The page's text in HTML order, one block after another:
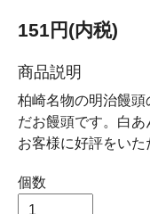
151円(内税)
商品説明
柏崎名物の明治饅
だお饅頭です。白
お客様に好評をいた
個数